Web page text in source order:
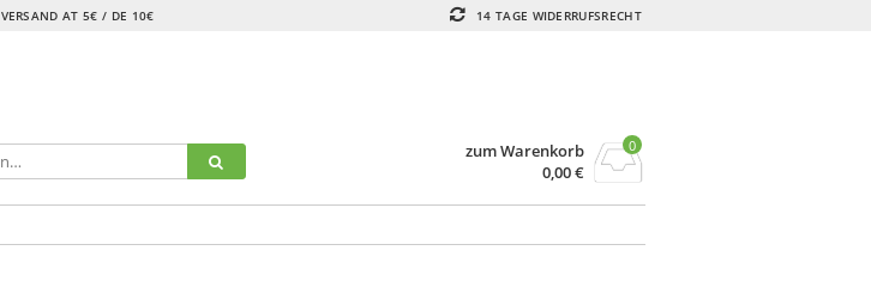
VERSAND AT 5€ / DE 10€ 14 TAGE WIDERRUFSRECHT
zum Warenkorb
0,00€
0